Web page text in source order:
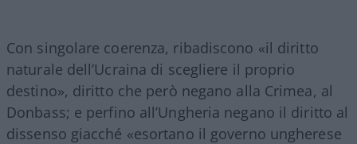
Con singolare coerenza, ribadiscono «il diritto
naturale dell’Ucraina di scegliere il proprio
destino», diritto che però negano alla Crimea, al
Donbass; e perfino all’Ungheria negano il diritto al
dissenso giacché «esortano il governo ungherese